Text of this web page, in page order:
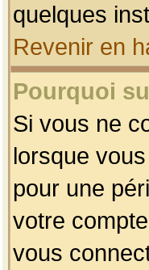
quelques
Revenir en
Pourquoi
Si vous ne
lorsque
pour une
votre
vous